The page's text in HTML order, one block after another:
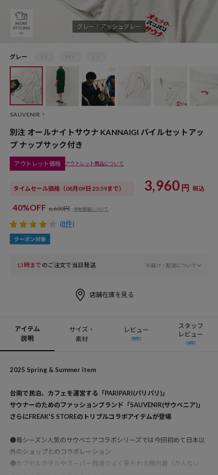
グレー：アッシュグレー
グレー
SAUVENIR
別注 オールナイトサウナ KANNAIGI パイルセットアッ
プ ナップサック付き
アウトレット価格 アウトレット商品について
タイムセール価格 （08月09日 23:59まで） 3,960 円 税込
40%OFF 6,600円 参考価格について
(8件)
13時まで のご注文で当日発送 お届け・配送について
店舗在庫を見る
アイテム
説明
サイズ・
素材
レビュー
(8件)
スタッフ
レビュー
(9件)
2025 Spring & Summer item
台南で民泊、カフェを運営する「PARIPARI(パリパリ)」
サウナーのためのファッションブランド「SAUVENIR(サウベニア)」
さらにFREAK'S STOREのトリプルコラボアイテムが登場
●毎シーズン人気のサウベニアコラボシリーズでは今回初めて日本以
外のショップとのコラボレーション
●カプセルホテルやスーパー銭湯でよく見られる館内着（かんない